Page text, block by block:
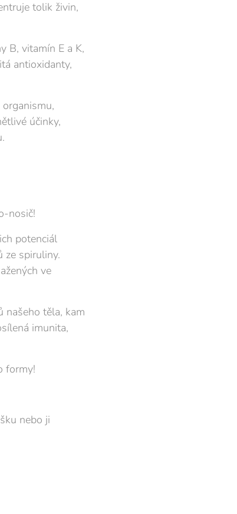
tolik živin,
B, vitamín E a K,
antioxidanty,
účinky,
nosič!
potenciál
ze spiruliny.
ve
našeho těla, kam
imunita,
formy!
nebo ji